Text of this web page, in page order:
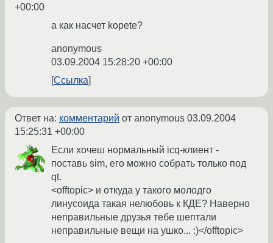
+00:00
а как насчет kopete?
anonymous
03.09.2004 15:28:20 +00:00
Ссылка
Ответ на: комментарий от anonymous 03.09.2004
15:25:31 +00:00
Если хочеш нормальный icq-клиент -
поставь sim, его можно собрать только под
qt.
<offtopic> и откуда у такого молодго
линусоида такая нелюбовь к КДЕ? Наверно
неправильные друзья тебе шептали
неправильные вещи на ушко... :)</offtopic>